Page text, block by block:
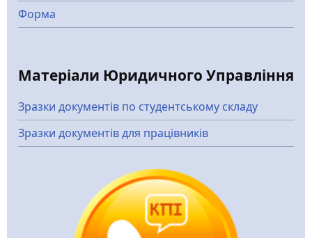
Форма
Матеріали Юридичного Управління
Зразки документів по студентському складу
Зразки документів для працівників